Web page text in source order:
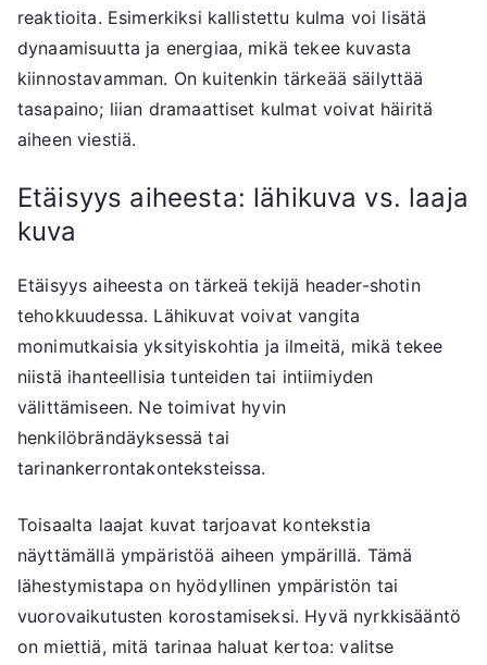
reaktioita. Esimerkiksi kallistettu kulma voi lisätä
dynaamisuutta ja energiaa, mikä tekee kuvasta
kiinnostavamman. On kuitenkin tärkeää säilyttää
tasapaino; liian dramaattiset kulmat voivat häiritä
aiheen viestiä.
Etäisyys aiheesta: lähikuva vs. laaja
kuva
Etäisyys aiheesta on tärkeä tekijä header-shotin
tehokkuudessa. Lähikuvat voivat vangita
monimutkaisia yksityiskohtia ja ilmeitä, mikä tekee
niistä ihanteellisia tunteiden tai intiimiyden
välittämiseen. Ne toimivat hyvin
henkilöbrändäyksessä tai
tarinankerrontakonteksteissa.
Toisaalta laajat kuvat tarjoavat kontekstia
näyttämällä ympäristöä aiheen ympärillä. Tämä
lähestymistapa on hyödyllinen ympäristön tai
vuorovaikutusten korostamiseksi. Hyvä nyrkkisääntö
on miettiä, mitä tarinaa haluat kertoa: valitse